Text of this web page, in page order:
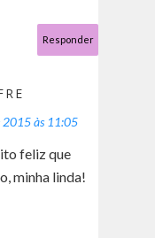
Responder
2015 às 11:05
feliz que
minha linda!